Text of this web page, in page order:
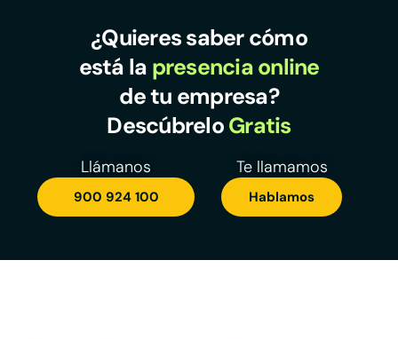
¿Quieres saber cómo
está la presencia online
de tu empresa?
DescúbreloGratis
Llámanos
900 924 100
Te llamamos
Hablamos